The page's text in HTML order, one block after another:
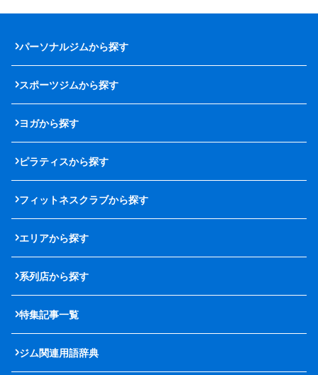
パーソナルジムから探す
スポーツジムから探す
ヨガから探す
ピラティスから探す
フィットネスクラブから探す
エリアから探す
系列店から探す
特集記事一覧
ジム関連用語辞典